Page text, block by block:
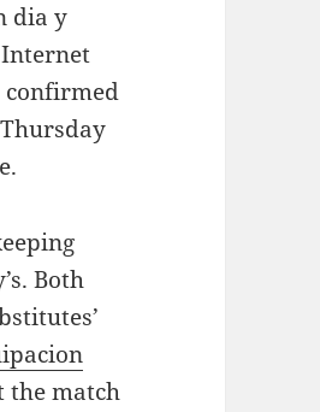
dia y
confirmed
Both
the match